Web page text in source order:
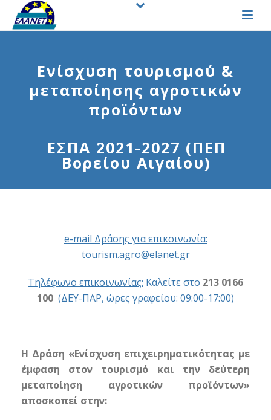
Ενίσχυση τουρισμού &
μεταποίησης αγροτικών
προϊόντων
ΕΣΠΑ 2021-2027 (ΠΕΠ
Βορείου Αιγαίου)
e-mail Δράσης για επικοινωνία:
tourism.agro@elanet.gr
Τηλέφωνο επικοινωνίας: Καλείτε στο 213 0166
100 (ΔΕΥ-ΠΑΡ, ώρες γραφείου: 09:00-17:00)
Η Δράση «Ενίσχυση επιχειρηματικότητας με
έμφαση στον τουρισμό και την δεύτερη
μεταποίηση αγροτικών προϊόντων»
αποσκοπεί στην: